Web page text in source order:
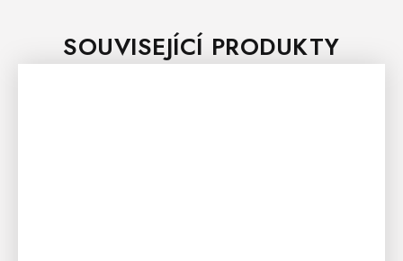
SOUVISEJÍCÍ PRODUKTY